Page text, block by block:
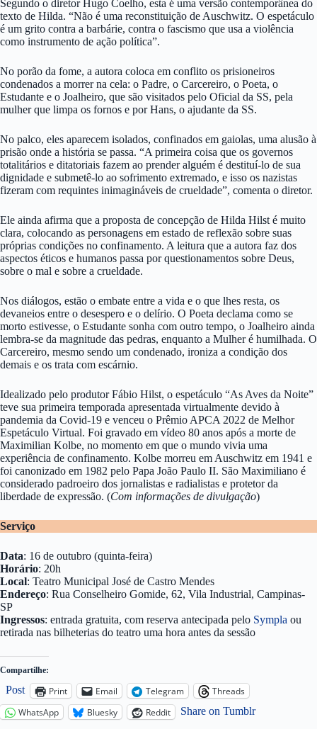
Segundo o diretor Hugo Coelho, esta é uma versão contemporânea do
texto de Hilda. “Não é uma reconstituição de Auschwitz. O espetáculo
é um grito contra a barbárie, contra o fascismo que usa a violência
como instrumento de ação política”.
No porão da fome, a autora coloca em conflito os prisioneiros
condenados a morrer na cela: o Padre, o Carcereiro, o Poeta, o
Estudante e o Joalheiro, que são visitados pelo Oficial da SS, pela
mulher que limpa os fornos e por Hans, o ajudante da SS.
No palco, eles aparecem isolados, confinados em gaiolas, uma alusão à
prisão onde a história se passa. “A primeira coisa que os governos
totalitários e ditatoriais fazem ao prender alguém é destituí-lo de sua
dignidade e submetê-lo ao sofrimento extremado, e isso os nazistas
fizeram com requintes inimagináveis de crueldade”, comenta o diretor.
Ele ainda afirma que a proposta de concepção de Hilda Hilst é muito
clara, colocando as personagens em estado de reflexão sobre suas
próprias condições no confinamento. A leitura que a autora faz dos
aspectos éticos e humanos passa por questionamentos sobre Deus,
sobre o mal e sobre a crueldade.
Nos diálogos, estão o embate entre a vida e o que lhes resta, os
devaneios entre o desespero e o delírio. O Poeta declama como se
morto estivesse, o Estudante sonha com outro tempo, o Joalheiro ainda
lembra-se da magnitude das pedras, enquanto a Mulher é humilhada. O
Carcereiro, mesmo sendo um condenado, ironiza a condição dos
demais e os trata com escárnio.
Idealizado pelo produtor Fábio Hilst, o espetáculo “As Aves da Noite”
teve sua primeira temporada apresentada virtualmente devido à
pandemia da Covid-19 e venceu o Prêmio APCA 2022 de Melhor
Espetáculo Virtual. Foi gravado em vídeo 80 anos após a morte de
Maximilian Kolbe, no momento em que o mundo vivia uma
experiência de confinamento. Kolbe morreu em Auschwitz em 1941 e
foi canonizado em 1982 pelo Papa João Paulo II. São Maximiliano é
considerado padroeiro dos jornalistas e radialistas e protetor da
liberdade de expressão. (Com informações de divulgação)
Serviço
Data: 16 de outubro (quinta-feira)
Horário: 20h
Local: Teatro Municipal José de Castro Mendes
Endereço: Rua Conselheiro Gomide, 62, Vila Industrial, Campinas-
SP
Ingressos: entrada gratuita, com reserva antecipada pelo Sympla ou
retirada nas bilheterias do teatro uma hora antes da sessão
Compartilhe:
Post Print Email Telegram
Threads
WhatsApp
Bluesky Reddit Share on Tumblr